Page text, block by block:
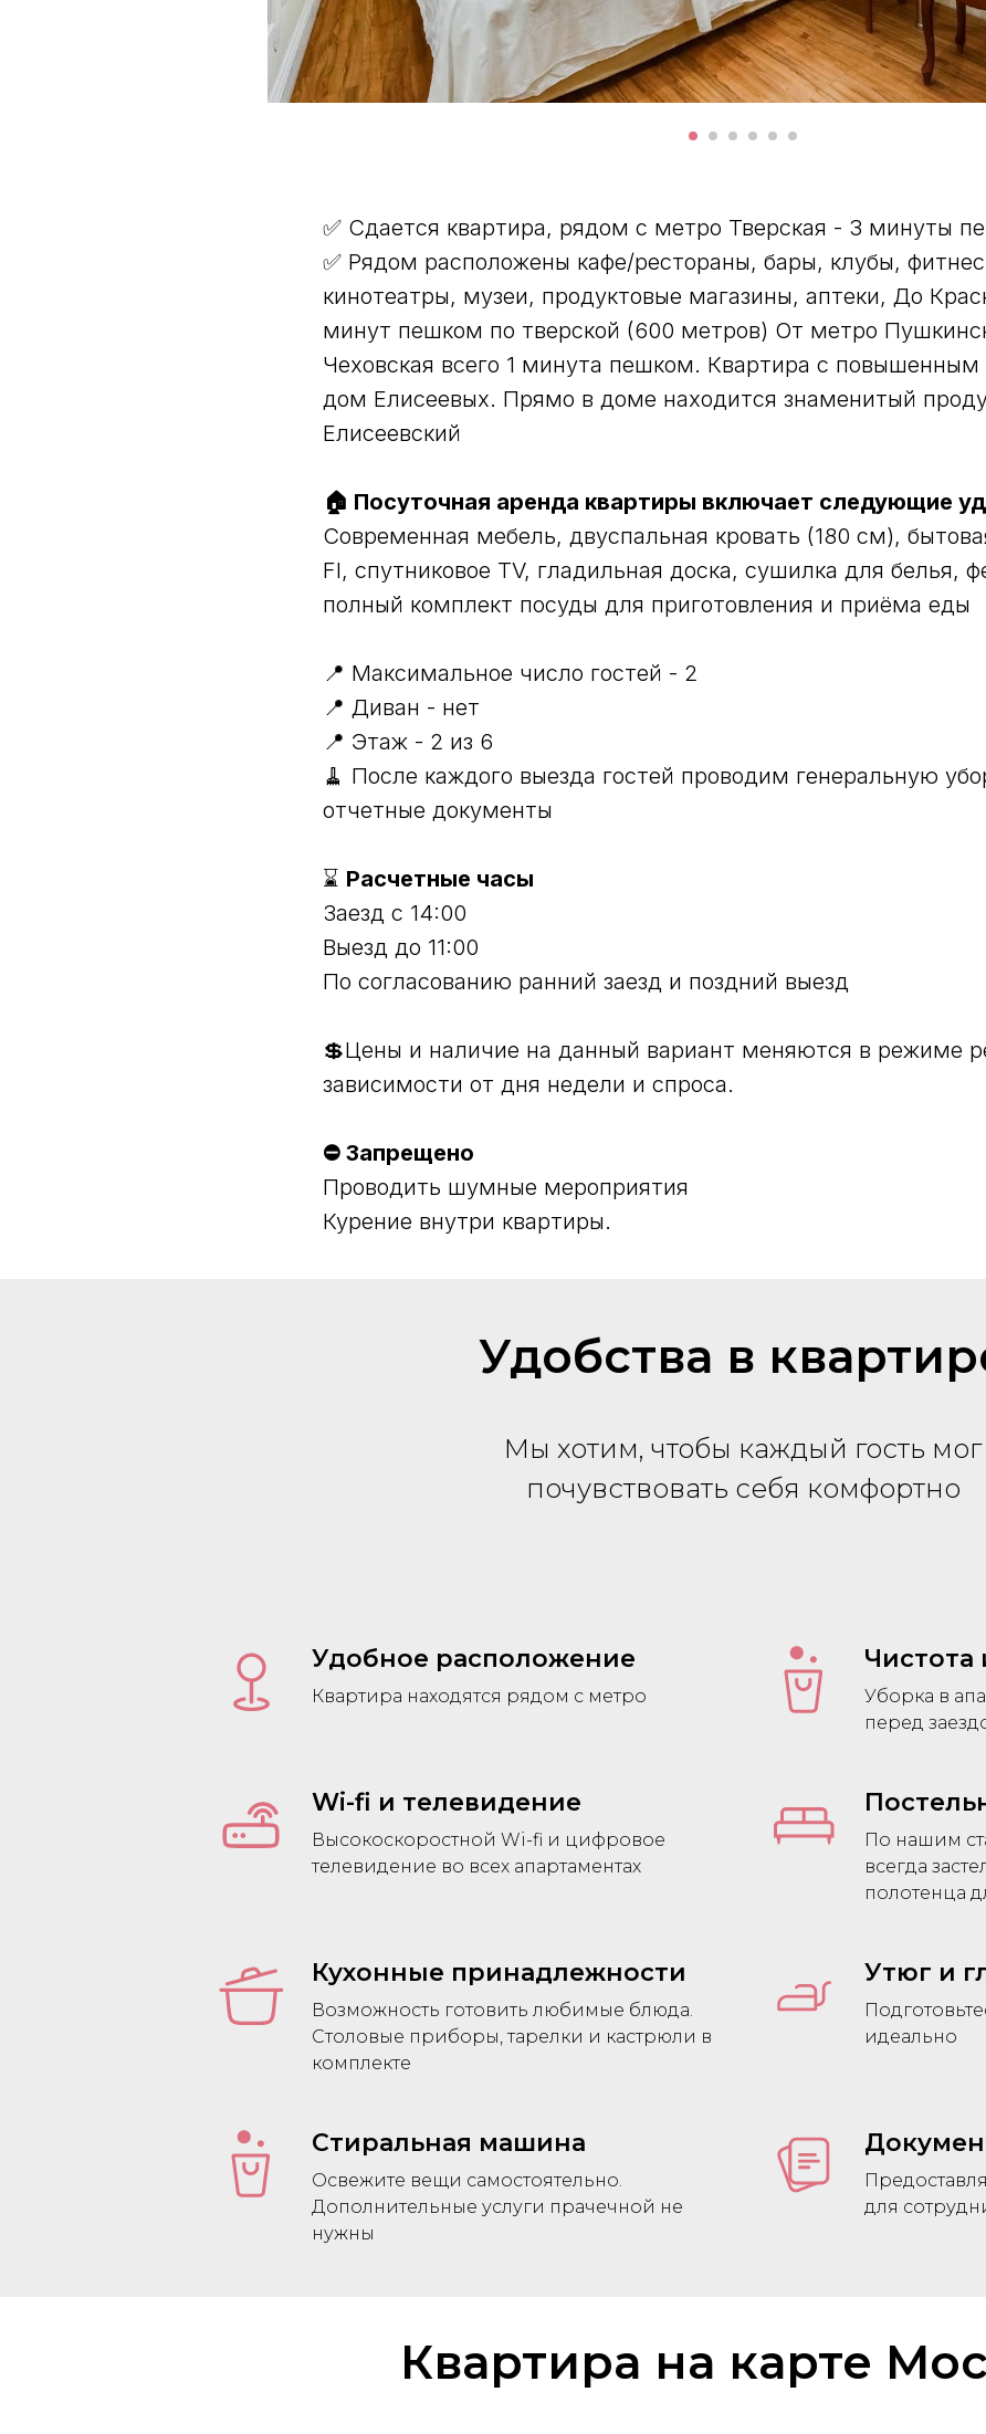
✅ Сдается квартира, рядом с метро Тверская - 3 минуты
✅ Рядом расположены кафе/рестораны, бары, клубы,
кинотеатры, музеи, продуктовые магазины, аптеки, До
минут пешком по тверской (600 метров) От метро
Чеховская всего 1 минута пешком. Квартира с
дом Елисеевых. Прямо в доме находится знаменитый
Елисеевский
🏠 Посуточная аренда квартиры включает следующие
Современная мебель, двуспальная кровать (180 см),
FI, спутниковое TV, гладильная доска, сушилка для белья,
полный комплект посуды для приготовления и приёма еды
📍 Максимальное число гостей - 2
📍 Диван - нет
📍 Этаж - 2 из 6
🧹 После каждого выезда гостей проводим генеральную
отчетные документы
⌛ Расчетные часы
Заезд с 14:00
Выезд до 11:00
По согласованию ранний заезд и поздний выезд
💲Цены и наличие на данный вариант меняются в режиме
зависимости от дня недели и спроса.
⛔ Запрещено
Проводить шумные мероприятия
Курение внутри квартиры.
Удобства в
Мы хотим, чтобы каждый гость мог
почувствовать себя комфортно
Удобное расположение
Квартира находятся рядом с метро
Чистота
Уборка в
перед
Wi-fi и телевидение
Высокоскоростной Wi-fi и цифровое
телевидение во всех апартаментах
По нашим
всегда
полотенца
Кухонные принадлежности
Возможность готовить любимые блюда.
Столовые приборы, тарелки и кастрюли в
комплекте
Утюг и
идеально
Стиральная машина
Освежите вещи самостоятельно.
Дополнительные услуги прачечной не
нужны
для
Квартира на карте